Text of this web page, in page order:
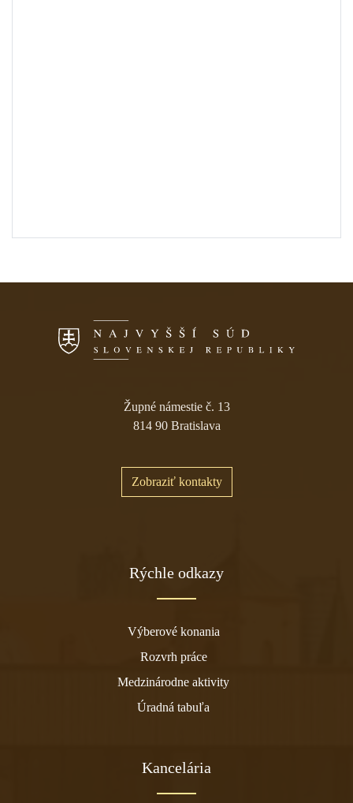
Župné námestie č. 13
814 90 Bratislava
Zobraziť kontakty
Rýchle odkazy
Výberové konania
Rozvrh práce
Medzinárodne aktivity
Úradná tabuľa
Kancelária